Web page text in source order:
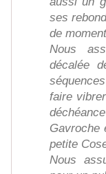
ses
de
Nous
décalée
faire
Gavroche
petite
Nous